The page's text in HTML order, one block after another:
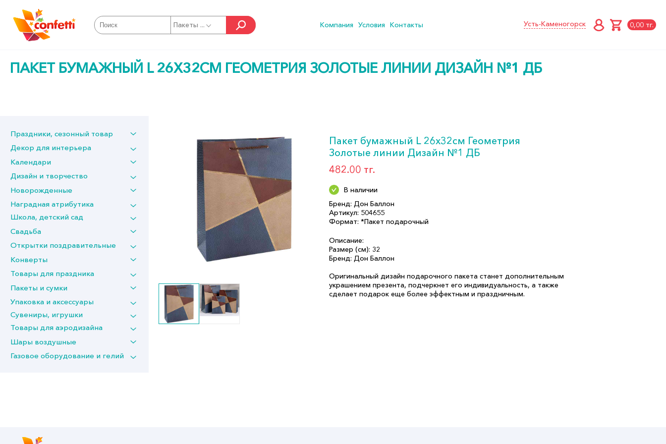
Пакеты ... Компания Условия Контакты Усть-Каменогорск 0,00 тг.
ПАКЕТ БУМАЖНЫЙ L 26Х32СМ ГЕОМЕТРИЯ ЗОЛОТЫЕ ЛИНИИ ДИЗАЙН №1 ДБ
Праздники, сезонный товар
Декор для интерьера
Календари
Дизайн и творчество
Новорожденные
Наградная атрибутика
Школа, детский сад
Свадьба
Открытки поздравительные
Конверты
Товары для праздника
Пакеты и сумки
Упаковка и аксессуары
Сувениры, игрушки
Товары для аэродизайна
Шары воздушные
Газовое оборудование и гелий
Пакет бумажный L 26х32см Геометрия
Золотые линии Дизайн №1 ДБ
482.00 тг.
В наличии
Бренд: Дон Баллон
Артикул: 504655
Формат: *Пакет подарочный
Описание:
Размер (см): 32
Бренд: Дон Баллон
Оригинальный дизайн подарочного пакета станет дополнительным
украшением презента, подчеркнет его индивидуальность, а также
сделает подарок еще более эффектным и праздничным.